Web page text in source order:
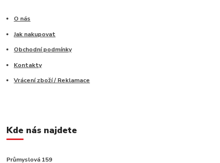
O nás
Jak nakupovat
Obchodní podmínky
Kontakty
Vrácení zboží / Reklamace
Kde nás najdete
Průmyslová 159